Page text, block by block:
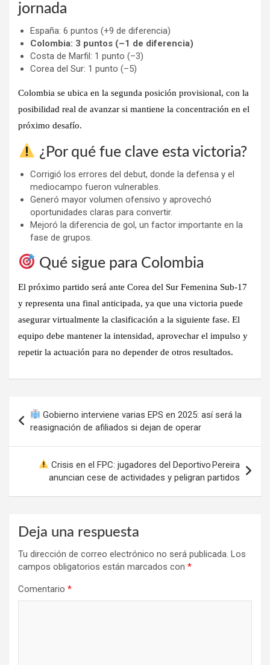
jornada
España: 6 puntos (+9 de diferencia)
Colombia: 3 puntos (–1 de diferencia)
Costa de Marfil: 1 punto (–3)
Corea del Sur: 1 punto (–5)
Colombia se ubica en la segunda posición provisional, con la
posibilidad real de avanzar si mantiene la concentración en el
próximo desafío.
¿Por qué fue clave esta victoria?
Corrigió los errores del debut, donde la defensa y el
mediocampo fueron vulnerables.
Generó mayor volumen ofensivo y aprovechó
oportunidades claras para convertir.
Mejoró la diferencia de gol, un factor importante en la
fase de grupos.
Qué sigue para Colombia
El próximo partido será ante Corea del Sur Femenina Sub‑17
y representa una final anticipada, ya que una victoria puede
asegurar virtualmente la clasificación a la siguiente fase. El
equipo debe mantener la intensidad, aprovechar el impulso y
repetir la actuación para no depender de otros resultados.
de
entradas
Gobierno interviene varias EPS en 2025: así será la
reasignación de afiliados si dejan de operar
Crisis en el FPC: jugadores del Deportivo Pereira
anuncian cese de actividades y peligran partidos
Deja una respuesta
Tu dirección de correo electrónico no será publicada. Los
campos obligatorios están marcados con *
Comentario *